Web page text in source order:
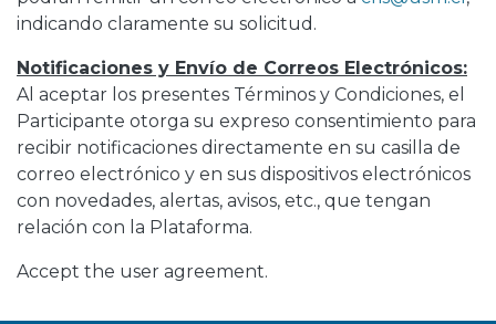
indicando claramente su solicitud.
Notificaciones y Envío de Correos Electrónicos:
Al aceptar los presentes Términos y Condiciones, el
Participante otorga su expreso consentimiento para
recibir notificaciones directamente en su casilla de
correo electrónico y en sus dispositivos electrónicos
con novedades, alertas, avisos, etc., que tengan
relación con la Plataforma.
Accept the user agreement.